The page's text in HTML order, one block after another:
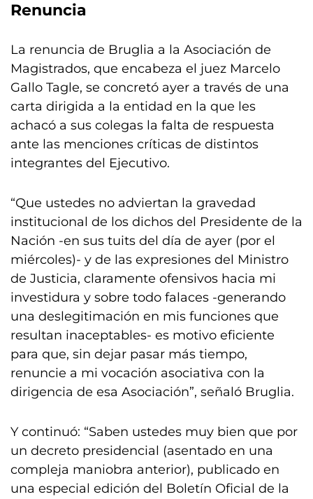
Renuncia
La renuncia de Bruglia a la Asociación de
Magistrados, que encabeza el juez Marcelo
Gallo Tagle, se concretó ayer a través de una
carta dirigida a la entidad en la que les
achacó a sus colegas la falta de respuesta
ante las menciones críticas de distintos
integrantes del Ejecutivo.
“Que ustedes no adviertan la gravedad
institucional de los dichos del Presidente de la
Nación -en sus tuits del día de ayer (por el
miércoles)- y de las expresiones del Ministro
de Justicia, claramente ofensivos hacia mi
investidura y sobre todo falaces -generando
una deslegitimación en mis funciones que
resultan inaceptables- es motivo eficiente
para que, sin dejar pasar más tiempo,
renuncie a mi vocación asociativa con la
dirigencia de esa Asociación”, señaló Bruglia.
Y continuó: “Saben ustedes muy bien que por
un decreto presidencial (asentado en una
compleja maniobra anterior), publicado en
una especial edición del Boletín Oficial de la